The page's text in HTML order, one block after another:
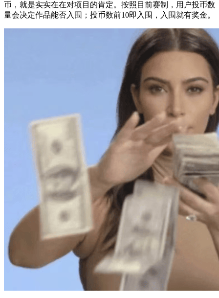
币，就是实实在在对项目的肯定。按照目前赛制，用户投币数
量会决定作品能否入围；投币数前10即入围，入围就有奖金。